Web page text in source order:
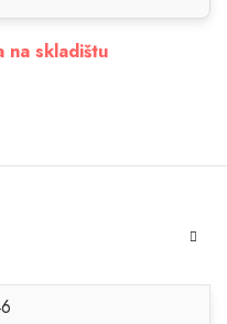
na skladištu